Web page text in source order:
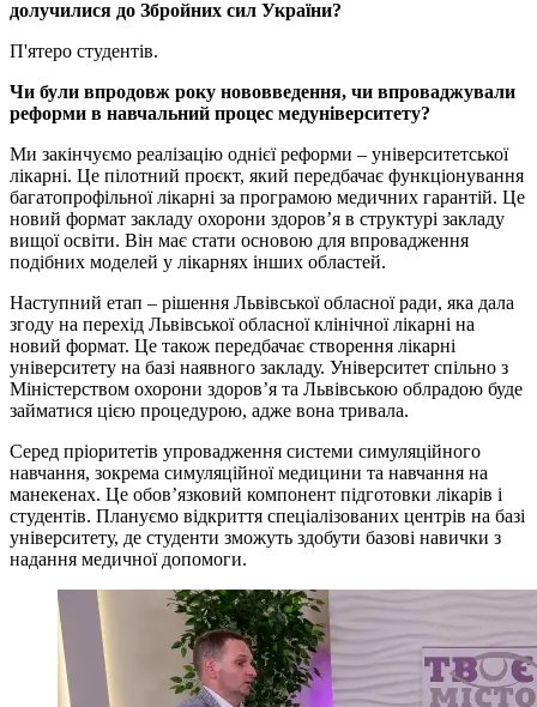
долучилися до Збройних сил України?
П'ятеро студентів.
Чи були впродовж року нововведення, чи впроваджували
реформи в навчальний процес медуніверситету?
Ми закінчуємо реалізацію однієї реформи – університетської
лікарні. Це пілотний проєкт, який передбачає функціонування
багатопрофільної лікарні за програмою медичних гарантій. Це
новий формат закладу охорони здоров’я в структурі закладу
вищої освіти. Він має стати основою для впровадження
подібних моделей у лікарнях інших областей.
Наступний етап – рішення Львівської обласної ради, яка дала
згоду на перехід Львівської обласної клінічної лікарні на
новий формат. Це також передбачає створення лікарні
університету на базі наявного закладу. Університет спільно з
Міністерством охорони здоров’я та Львівською облрадою буде
займатися цією процедурою, адже вона тривала.
Серед пріоритетів упровадження системи симуляційного
навчання, зокрема симуляційної медицини та навчання на
манекенах. Це обов’язковий компонент підготовки лікарів і
студентів. Плануємо відкриття спеціалізованих центрів на базі
університету, де студенти зможуть здобути базові навички з
надання медичної допомоги.